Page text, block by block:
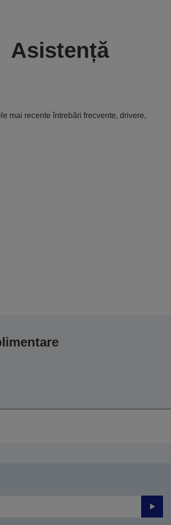
Asistență
mai recente întrebări frecvente, drivere,